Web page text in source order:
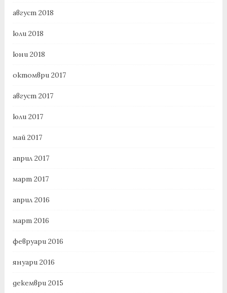
август 2018
юли 2018
юни 2018
октомври 2017
август 2017
юли 2017
май 2017
април 2017
март 2017
април 2016
март 2016
февруари 2016
януари 2016
декември 2015